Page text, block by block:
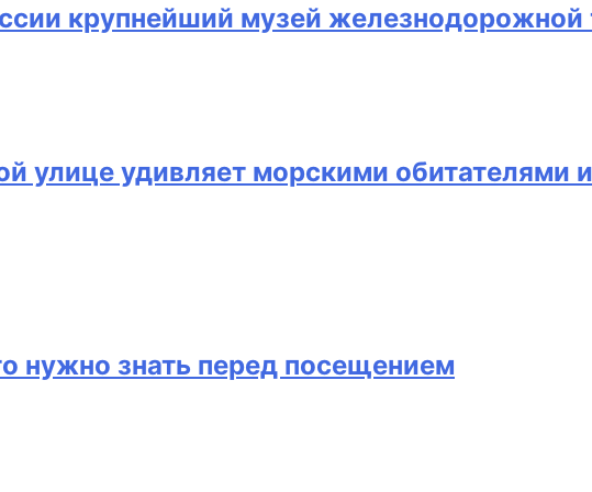
крупнейший музей железнодорожной
улице удивляет морскими
нужно знать перед посещением